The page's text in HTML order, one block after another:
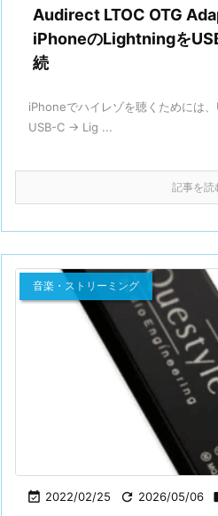
Audirect LTOC OTG
iPhoneのLightningを
続
iPhoneでハイレゾを聴くためには、
USB-C → Lig ...
記事を読
 2022/02/25  2026/05/06
音楽・ストリーミング